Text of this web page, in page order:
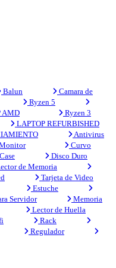
Balun
Camara de
Ryzen 5
AMD
Ryzen 3
LAPTOP REFURBISHED
Antivirus
Curvo
Case
Disco Duro
de Memoria
Tarjeta de Video
Estuche
Servidor
Memoria
Lector de Huella
Rack
Regulador